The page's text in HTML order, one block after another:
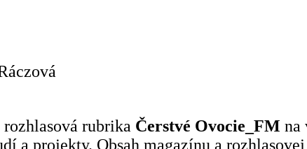
rubrika Čerstvé Ovocie_FM na
a projekty. Obsah magazínu a